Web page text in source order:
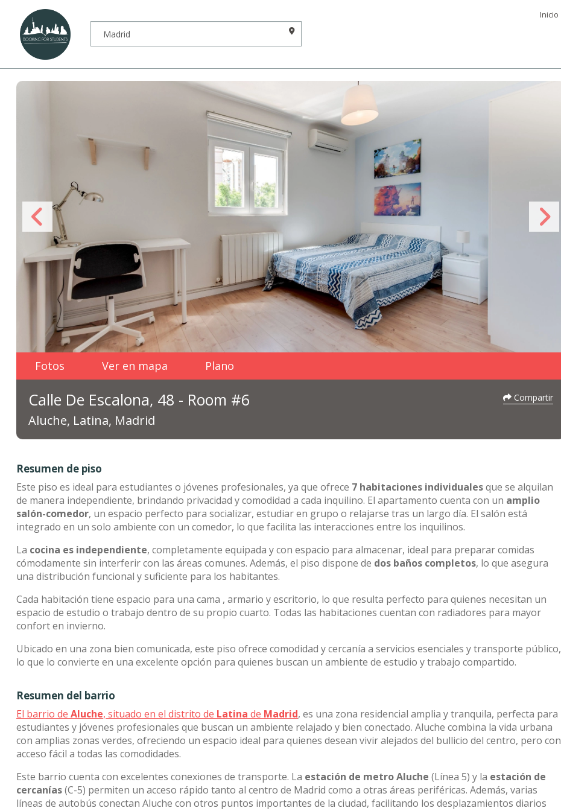
Inicio
Fotos Ver en mapa Plano
Calle De Escalona, 48 - Room #6
Aluche, Latina, Madrid
Compartir
Resumen de piso
Este piso es ideal para estudiantes o jóvenes profesionales, ya que ofrece 7 habitaciones individualesque se alquilan
de manera independiente, brindando privacidad y comodidad a cada inquilino. El apartamento cuenta con un amplio
salón-comedor, un espacio perfecto para socializar, estudiar en grupo o relajarse tras un largo día. El salón está
integrado en un solo ambiente con un comedor, lo que facilita las interacciones entre los inquilinos.
La cocina es independiente, completamente equipada y con espacio para almacenar, ideal para preparar comidas
cómodamente sin interferir con las áreas comunes. Además, el piso dispone de dos baños completos, lo que asegura
una distribución funcional y suficiente para los habitantes.
Cada habitación tiene espacio para una cama , armario y escritorio, lo que resulta perfecto para quienes necesitan un
espacio de estudio o trabajo dentro de su propio cuarto. Todas las habitaciones cuentan con radiadores para mayor
confort en invierno.
Ubicado en una zona bien comunicada, este piso ofrece comodidad y cercanía a servicios esenciales y transporte público,
lo que lo convierte en una excelente opción para quienes buscan un ambiente de estudio y trabajo compartido.
Resumen del barrio
El barrio de Aluche, situado en el distrito de Latina de Madrid, es una zona residencial amplia y tranquila, perfecta para
estudiantes y jóvenes profesionales que buscan un ambiente relajado y bien conectado. Aluche combina la vida urbana
con amplias zonas verdes, ofreciendo un espacio ideal para quienes desean vivir alejados del bullicio del centro, pero con
acceso fácil a todas las comodidades.
Este barrio cuenta con excelentes conexiones de transporte. La estación de metro Aluche (Línea 5) y la estación de
cercanías(C-5) permiten un acceso rápido tanto al centro de Madrid como a otras áreas periféricas. Además, varias
líneas de autobús conectan Aluche con otros puntos importantes de la ciudad, facilitando los desplazamientos diarios